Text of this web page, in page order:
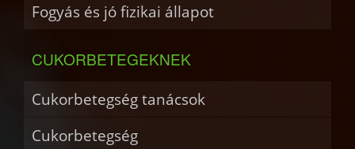
Fogyás és jó fizikai állapot
CUKORBETEGEKNEK
Cukorbetegség tanácsok
Cukorbetegség